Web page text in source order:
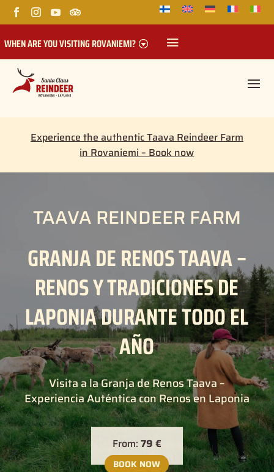
WHEN ARE YOU VISITING ROVANIEMI?
Experience the authentic Taava Reindeer Farm
in Rovaniemi – Book now
TAAVA REINDEER FARM
GRANJA DE RENOS TAAVA –
RENOS Y TRADICIONES DE
LAPONIA DURANTE TODO EL
AÑO
Visita a la Granja de Renos Taava –
Experiencia Auténtica con Renos en Laponia
From: 79 €
BOOK NOW